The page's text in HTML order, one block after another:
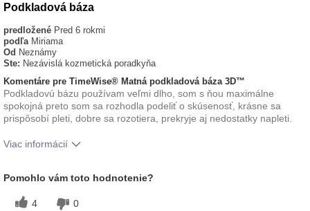
Podkladová báza
predložené Pred 6 rokmi
podľa Miriama
Od Neznámy
Ste: Nezávislá kozmetická poradkyňa
Komentáre pre TimeWise® Matná podkladová báza 3D™
Podkladovú bázu používam veľmi dlho, som s ňou maximálne
spokojná preto som sa rozhodla podeliť o skúsenosť, krásne sa
prispôsobí pleti, dobre sa rozotiera, prekryje aj nedostatky napleti.
Viac informácií
značkami dekoratívnej kozmetiky, ktoré ste
Pomohlo vám toto hodnotenie?
4 0